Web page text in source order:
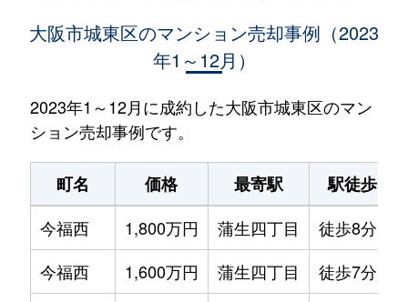
大阪市城東区のマンション売却事例（2023
年1～12月）
2023年1～12月に成約した大阪市城東区のマン
ション売却事例です。
町名 価格 最寄駅 駅徒歩
今福西
1,800万円 蒲生四丁目 徒歩8分
今福西
1,600万円 蒲生四丁目 徒歩7分